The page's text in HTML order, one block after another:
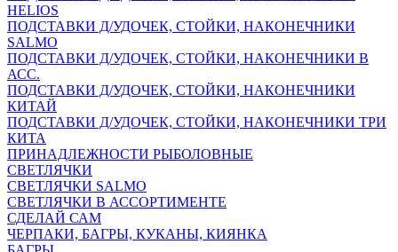
HELIOS
ПОДСТАВКИ Д/УДОЧЕК, СТОЙКИ, НАКОНЕЧНИКИ
SALMO
ПОДСТАВКИ Д/УДОЧЕК, СТОЙКИ, НАКОНЕЧНИКИ В
АСС.
ПОДСТАВКИ Д/УДОЧЕК, СТОЙКИ, НАКОНЕЧНИКИ
КИТАЙ
ПОДСТАВКИ Д/УДОЧЕК, СТОЙКИ, НАКОНЕЧНИКИ ТРИ
КИТА
ПРИНАДЛЕЖНОСТИ РЫБОЛОВНЫЕ
СВЕТЛЯЧКИ
СВЕТЛЯЧКИ SALMO
СВЕТЛЯЧКИ В АССОРТИМЕНТЕ
СДЕЛАЙ САМ
ЧЕРПАКИ, БАГРЫ, КУКАНЫ, КИЯНКА